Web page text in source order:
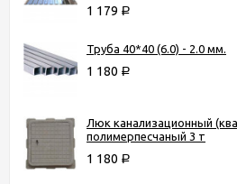
1 179 Р
Труба 40*40 (6.0) - 2.0 мм.
1 180 Р
Люк канализационный
полимерпесчаный 3 т
1 180 Р